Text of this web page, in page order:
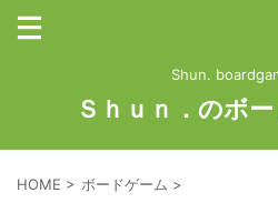
Shun.
Ｓｈｕｎ．のボ
HOME > ボードゲーム >